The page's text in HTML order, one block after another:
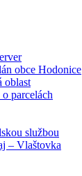
obce Hodonice
oblast
parcelách
službou
– Vlaštovka